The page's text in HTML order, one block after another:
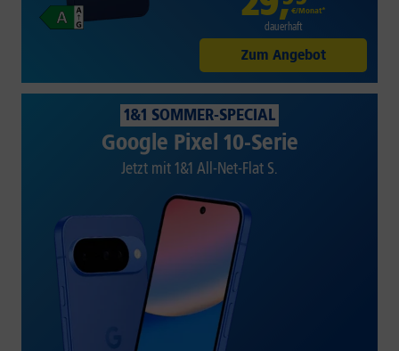
€/Monat*
dauerhaft
Zum Angebot
1&1 SOMMER-SPECIAL
Google Pixel 10-Serie
Jetzt mit 1&1 All-Net-Flat S.